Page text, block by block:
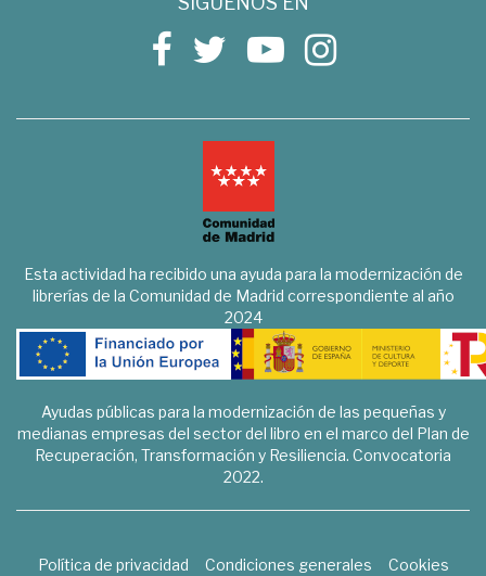
Esta actividad ha recibido una ayuda para la modernización de
librerías de la Comunidad de Madrid correspondiente al año
2024
Ayudas públicas para la modernización de las pequeñas y
medianas empresas del sector del libro en el marco del Plan de
Recuperación, Transformación y Resiliencia. Convocatoria
2022.
Política de privacidad Condiciones generales
Cookies